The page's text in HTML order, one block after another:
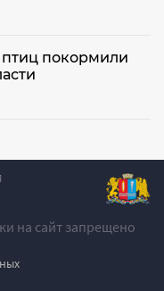
птиц покормили
на сайт запрещено